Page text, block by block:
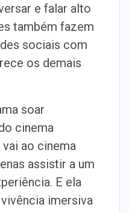
e falar alto
também fazem
sociais com
os demais
soar
cinema
vai ao cinema
assistir a um
E ela
imersiva